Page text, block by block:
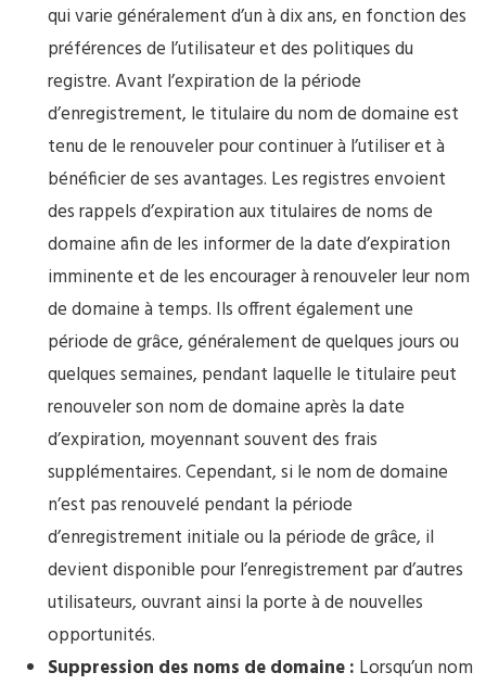
qui varie généralement d’un à dix ans, en fonction des
préférences de l’utilisateur et des politiques du
registre. Avant l’expiration de la période
d’enregistrement, le titulaire du nom de domaine est
tenu de le renouveler pour continuer à l’utiliser et à
bénéficier de ses avantages. Les registres envoient
des rappels d’expiration aux titulaires de noms de
domaine afin de les informer de la date d’expiration
imminente et de les encourager à renouveler leur nom
de domaine à temps. Ils offrent également une
période de grâce, généralement de quelques jours ou
quelques semaines, pendant laquelle le titulaire peut
renouveler son nom de domaine après la date
d’expiration, moyennant souvent des frais
supplémentaires. Cependant, si le nom de domaine
n’est pas renouvelé pendant la période
d’enregistrement initiale ou la période de grâce, il
devient disponible pour l’enregistrement par d’autres
utilisateurs, ouvrant ainsi la porte à de nouvelles
opportunités.
Suppression des noms de domaine : Lorsqu’un nom